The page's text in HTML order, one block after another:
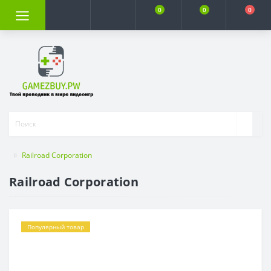
0 0 0
Railroad Corporation
Railroad Corporation
Популярный товар